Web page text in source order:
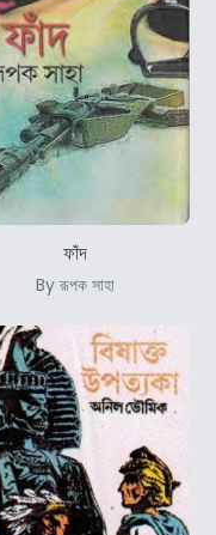
ফাঁদ
By রূপক সাহা